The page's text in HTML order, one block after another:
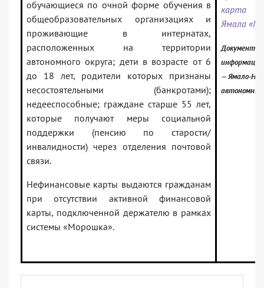
обучающиеся по очной форме обучения в
общеобразовательных организациях и
проживающие в интернатах,
расположенных на территории
автономного округа; дети в возрасте от 6
до 18 лет, родители которых признаны
несостоятельными (банкротами);
недееспособные; граждане старше 55 лет,
которые получают меры социальной
поддержки (пенсию по старости/
инвалидности) через отделения почтовой
связи.
Нефинансовые карты выдаются гражданам
при отсутствии активной финансовой
карты, подключенной держателю в рамках
системы «Морошка».
карта
Ямала
Документ
— Ямало-
автономный